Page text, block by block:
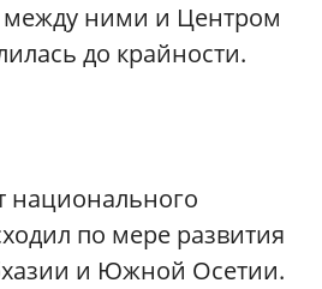
между ними и Центром
до крайности.
национального
по мере развития
и Южной Осетии.